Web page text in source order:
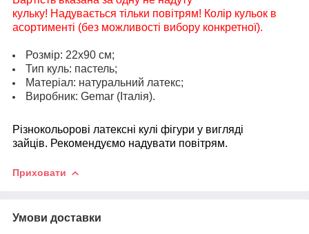
кульку! Надувається тільки повітрям! Колір кульок в
асортименті (без можливості вибору конкретної).
Розмір: 22х90 см;
Тип куль: пастель;
Матеріал: натуральний латекс;
Виробник: Gemar (Італія).
Різнокольорові латексні кулі фігури у вигляді
зайців. Рекомендуємо надувати повітрям.
Приховати
Умови доставки